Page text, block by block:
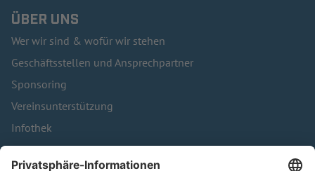
ÜBER UNS
Wer wir sind & wofür wir stehen
Geschäftsstellen und Ansprechpartner
Sponsoring
Vereinsunterstützung
Infothek
Kontakt